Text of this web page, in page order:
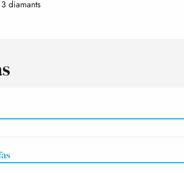
3 diamants